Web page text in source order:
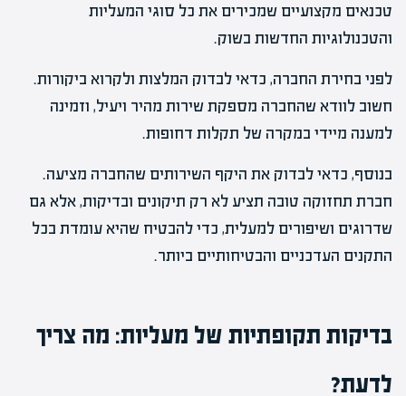
טכנאים מקצועיים שמכירים את כל סוגי המעליות
והטכנולוגיות החדשות בשוק.
לפני בחירת החברה, כדאי לבדוק המלצות ולקרוא ביקורות.
חשוב לוודא שהחברה מספקת שירות מהיר ויעיל, וזמינה
למענה מיידי במקרה של תקלות דחופות.
בנוסף, כדאי לבדוק את היקף השירותים שהחברה מציעה.
חברת תחזוקה טובה תציע לא רק תיקונים ובדיקות, אלא גם
שדרוגים ושיפורים למעלית, כדי להבטיח שהיא עומדת בכל
התקנים העדכניים והבטיחותיים ביותר.
בדיקות תקופתיות של מעליות: מה צריך
לדעת?